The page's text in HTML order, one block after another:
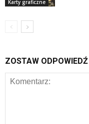
Karty graficzne
ZOSTAW ODPOWIEDŹ